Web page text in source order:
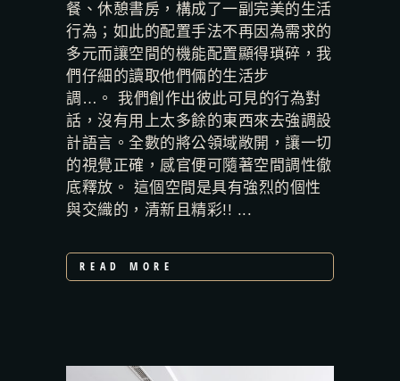
餐、休憩書房，構成了一副完美的生活
行為；如此的配置手法不再因為需求的
多元而讓空間的機能配置顯得瑣碎，我
們仔細的讀取他們倆的生活步
調…。 我們創作出彼此可見的行為對
話，沒有用上太多餘的東西來去強調設
計語言。全數的將公領域敞開，讓一切
的視覺正確，感官便可隨著空間調性徹
底釋放。 這個空間是具有強烈的個性
與交織的，清新且精彩!! ...
READ MORE